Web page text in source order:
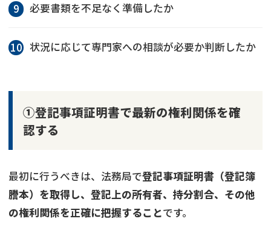
必要書類を不足なく準備したか
状況に応じて専門家への相談が必要か判断したか
①登記事項証明書で最新の権利関係を確
認する
最初に行うべきは、法務局で登記事項証明書（登記簿
謄本）を取得し、登記上の所有者、持分割合、その他
の権利関係を正確に把握することです。